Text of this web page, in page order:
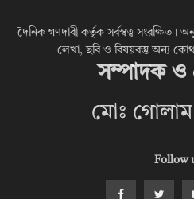
দৈনিক গণদাবী কর্তৃক সর্বস্বত্ব
লেখা, ছবি ও বিষয়বস্তু অন্য
সম্পাদক ও
মোঃ গোলাম
Follow